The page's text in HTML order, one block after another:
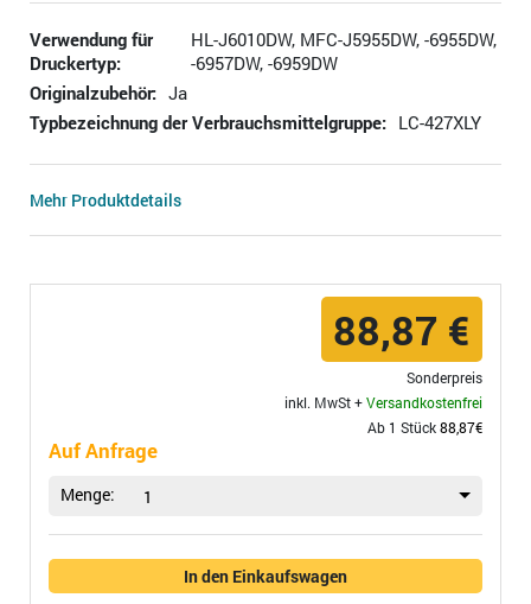
Verwendung für
Druckertyp:
HL-J6010DW, MFC-J5955DW, -6955DW,
-6957DW, -6959DW
Originalzubehör: Ja
Typbezeichnung der Verbrauchsmittelgruppe: LC-427XLY
Mehr Produktdetails
88,87 €
Sonderpreis
inkl. MwSt +Versandkostenfrei
Ab 1 Stück88,87€
Auf Anfrage
Menge: 1
In den Einkaufswagen